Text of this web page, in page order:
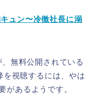
ュン〜冷徹社長に溺
無料公開されている
視聴するには、やは
があるようです。